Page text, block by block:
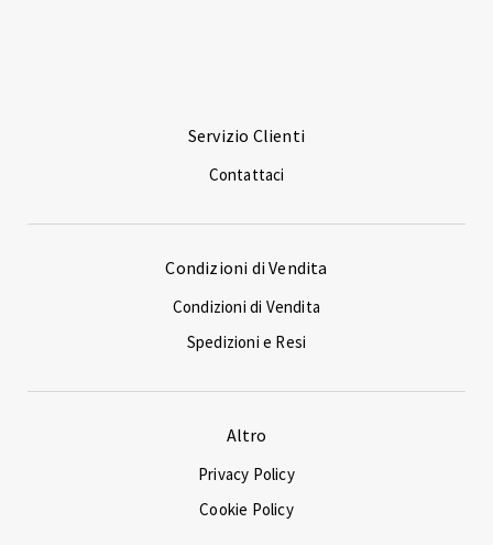
Servizio Clienti
Contattaci
Condizioni di Vendita
Condizioni di Vendita
Spedizioni e Resi
Altro
Privacy Policy
Cookie Policy